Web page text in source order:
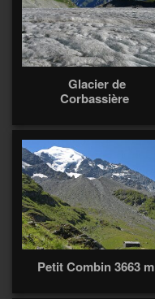
Glacier de
Corbassière
Petit Combin 3663 m